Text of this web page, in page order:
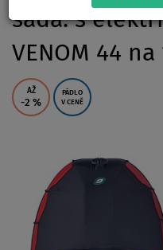
sada: s
VENOM 44 na
AŽ
-2 %
PÁDLO
V CENĚ